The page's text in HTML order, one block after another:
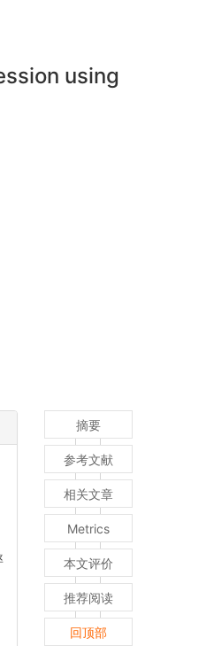
using
摘要
参考文献
相关文章
Metrics
本文评价
推荐阅读
回顶部